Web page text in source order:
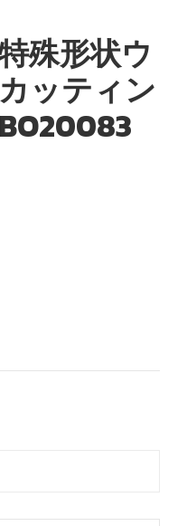
殊形状ウ
ッティン